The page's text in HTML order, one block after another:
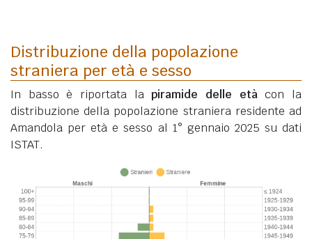
Distribuzione della popolazione
straniera per età e sesso
In basso è riportata lapiramide delle etàcon la
distribuzione della popolazione straniera residente ad
Amandola per età e sesso al 1° gennaio 2025 su dati
ISTAT.